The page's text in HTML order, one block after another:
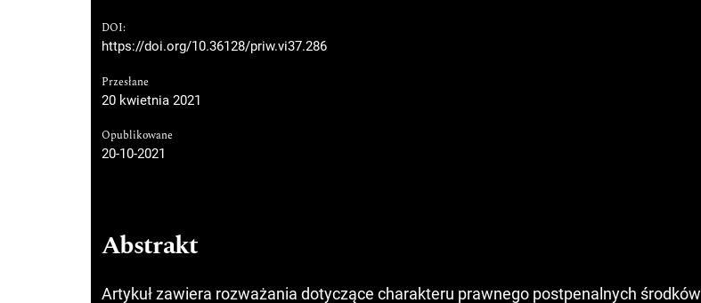
DOI:
https://doi.org/10.36128/priw.vi37.286
Przesłane
20 kwietnia 2021
Opublikowane
20-10-2021
Abstrakt
Artykuł zawiera rozważania dotyczące charakteru prawnego postpenalnych środków